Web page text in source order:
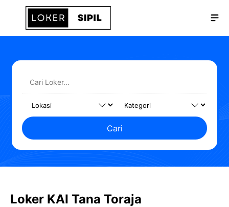
Langsung
Cari
Loker KAI Tana Toraja